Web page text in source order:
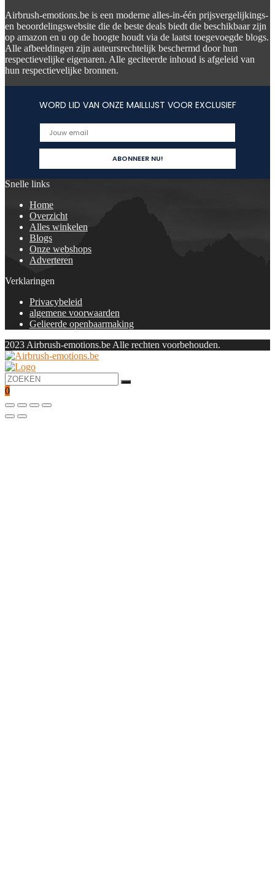
Airbrush-emotions.be is een moderne alles-in-één prijsvergelijkings-
en beoordelingswebsite die de beste deals biedt die beschikbaar zijn
op amazon en u op de hoogte houdt via de laatst toegevoegde blogs.
Alle afbeeldingen zijn auteursrechtelijk beschermd door hun
respectievelijke eigenaren. Alle geciteerde inhoud is afgeleid van
hun respectievelijke bronnen.
WORD LID VAN ONZE MAILLIJST VOOR EXCLUSIEF
Snelle links
Home
Overzicht
Alles winkelen
Blogs
Onze webshops
Adverteren
Verklaringen
Privacybeleid
algemene voorwaarden
Gelieerde openbaarmaking
2023 Airbrush-emotions.be Alle rechten voorbehouden.
0